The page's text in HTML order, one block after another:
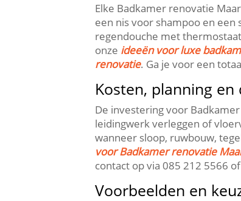
Elke Badkamer renovatie
een nis voor shampoo en
regendouche met
onze ideeën voor luxe
renovatie.​ Ga je voor een
Kosten, planning
De investering voor
leidingwerk verleggen of
wanneer sloop, ruwbouw,
voor Badkamer renovatie
contact op via 085 212 5566
Voorbeelden en